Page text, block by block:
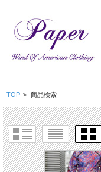
TOP > 商品検索